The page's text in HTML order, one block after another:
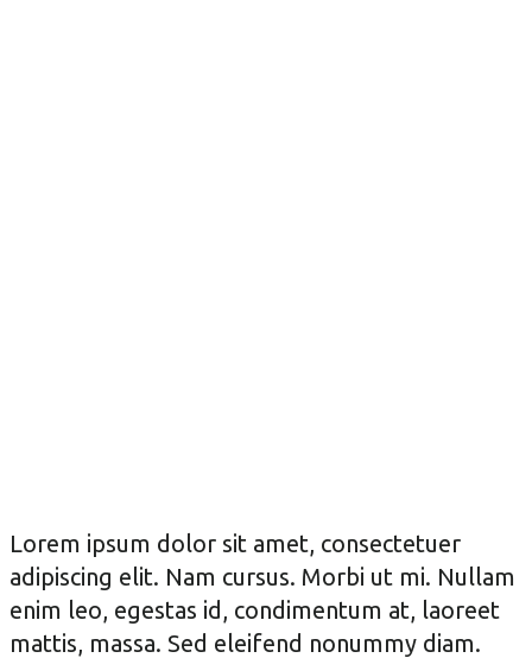
Lorem ipsum dolor sit amet, consectetuer
adipiscing elit. Nam cursus. Morbi ut mi. Nullam
enim leo, egestas id, condimentum at, laoreet
mattis, massa. Sed eleifend nonummy diam.